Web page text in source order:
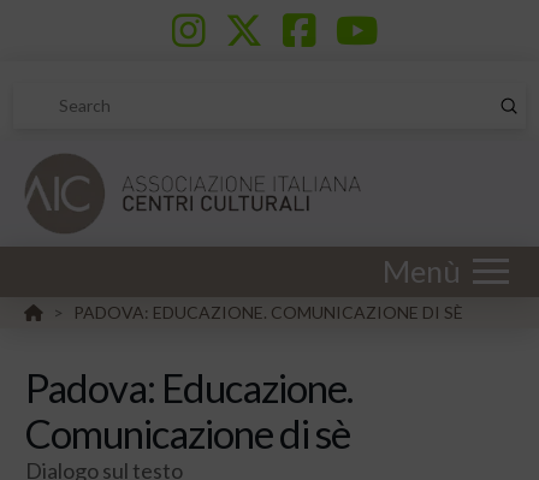
Search
Menù
HOME
> PADOVA: EDUCAZIONE. COMUNICAZIONE DI SÈ
Padova: Educazione.
Comunicazione di sè
Dialogo sul testo